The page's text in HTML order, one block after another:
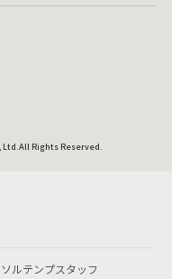
Ltd.All Rights Reserved.
ルテンプスタッフ